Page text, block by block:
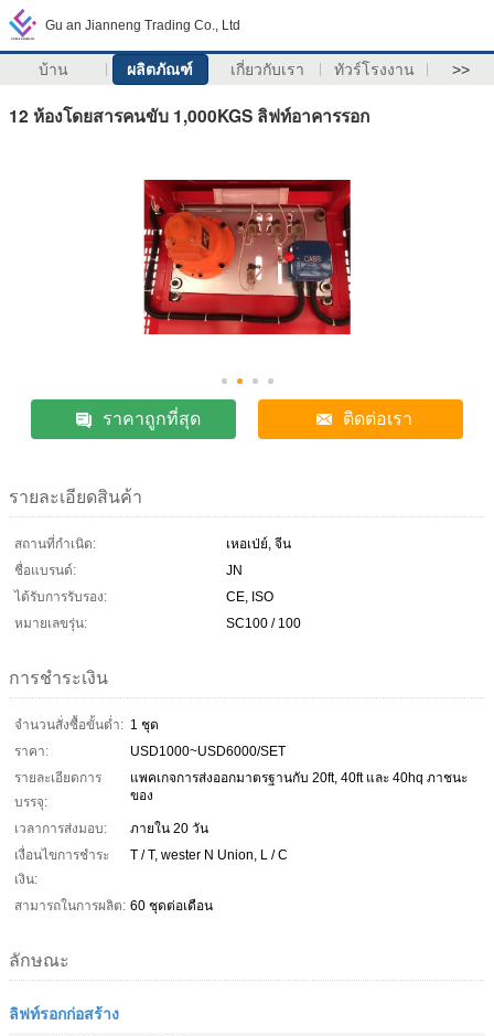
Gu an Jianneng Trading Co., Ltd
บ้าน ผลิตภัณฑ์ เกี่ยวกับเรา ทัวร์โรงงาน >>
12 ห้องโดยสารคนขับ 1,000KGS ลิฟท์อาคารรอก
ราคาถูกที่สุด ติดต่อเรา
รายละเอียดสินค้า
สถานที่กำเนิด:
เหอเป่ย์, จีน
ชื่อแบรนด์:
JN
ได้รับการรับรอง:
CE, ISO
หมายเลขรุ่น:
SC100 / 100
การชำระเงิน
จำนวนสั่งซื้อขั้นต่ำ: 1 ชุด
ราคา:
USD1000~USD6000/SET
รายละเอียดการ
บรรจุ:
แพคเกจการส่งออกมาตรฐานกับ 20ft, 40ft และ 40hq ภาชนะ
ของ
เวลาการส่งมอบ:
ภายใน 20 วัน
เงื่อนไขการชำระ
เงิน:
T / T, wester N Union, L / C
สามารถในการผลิต: 60 ชุดต่อเดือน
ลักษณะ
ลิฟท์รอกก่อสร้าง